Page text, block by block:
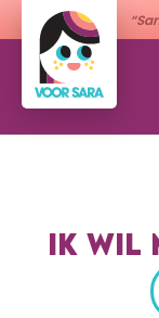
IK WIL